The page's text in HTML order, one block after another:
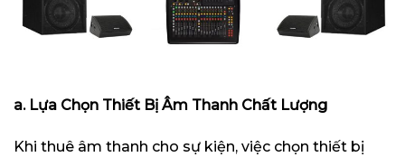
a. Lựa Chọn Thiết Bị Âm Thanh Chất Lượng
Khi thuê âm thanh cho sự kiện, việc chọn thiết bị